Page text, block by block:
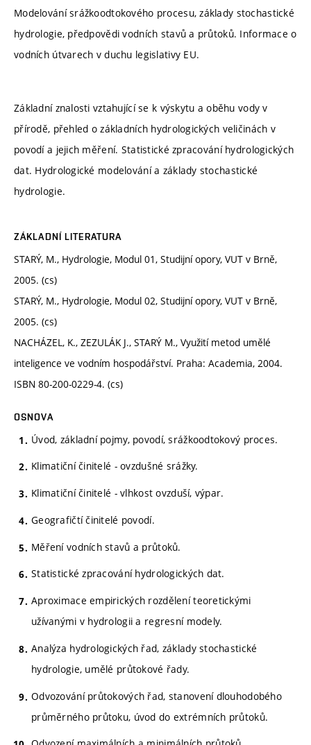
Modelování srážkoodtokového procesu, základy stochastické
hydrologie, předpovědi vodních stavů a průtoků. Informace o
vodních útvarech v duchu legislativy EU.
Základní znalosti vztahující se k výskytu a oběhu vody v
přírodě, přehled o základních hydrologických veličinách v
povodí a jejich měření. Statistické zpracování hydrologických
dat. Hydrologické modelování a základy stochastické
hydrologie.
ZÁKLADNÍ LITERATURA
STARÝ, M., Hydrologie, Modul 01, Studijní opory, VUT v Brně,
2005. (cs)
STARÝ, M., Hydrologie, Modul 02, Studijní opory, VUT v Brně,
2005. (cs)
NACHÁZEL, K., ZEZULÁK J., STARÝ M., Využití metod umělé
inteligence ve vodním hospodářství. Praha: Academia, 2004.
ISBN 80-200-0229-4. (cs)
OSNOVA
Úvod, základní pojmy, povodí, srážkoodtokový proces.
Klimatiční činitelé - ovzdušné srážky.
Klimatiční činitelé - vlhkost ovzduší, výpar.
Geografičtí činitelé povodí.
Měření vodních stavů a průtoků.
Statistické zpracování hydrologických dat.
Aproximace empirických rozdělení teoretickými
užívanými v hydrologii a regresní modely.
Analýza hydrologických řad, základy stochastické
hydrologie, umělé průtokové řady.
Odvozování průtokových řad, stanovení dlouhodobého
průměrného průtoku, úvod do extrémních průtoků.